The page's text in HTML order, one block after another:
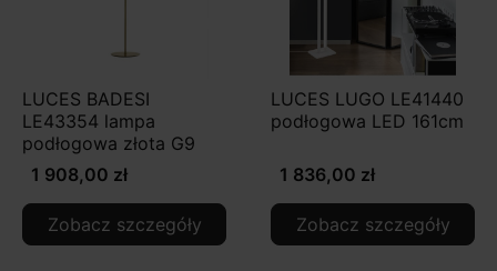
LUCES BADESI
LE43354 lampa
podłogowa złota G9
1 908,00 zł
Zobacz szczegóły
LUCES LUGO LE41440
podłogowa LED 161cm
1 836,00 zł
Zobacz szczegóły